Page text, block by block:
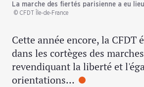
La marche des fiertés parisienne a eu
© CFDT Île-de-France
Cette année encore, la CFDT
dans les cortèges des
revendiquant la liberté et
orientations…